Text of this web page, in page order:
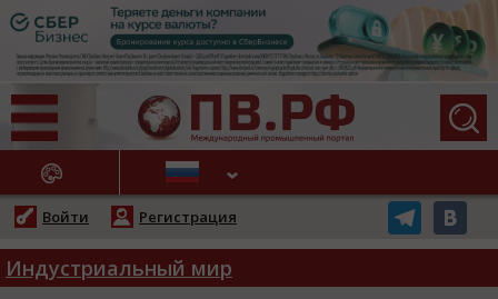
НОВОСТИ
Войти Регистрация
Индустриальный мир